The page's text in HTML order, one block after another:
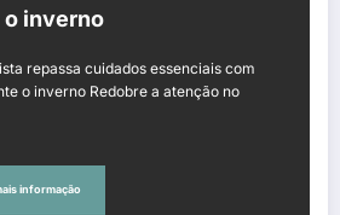
inverno
repassa cuidados essenciais com
o inverno Redobre a atenção no
informação